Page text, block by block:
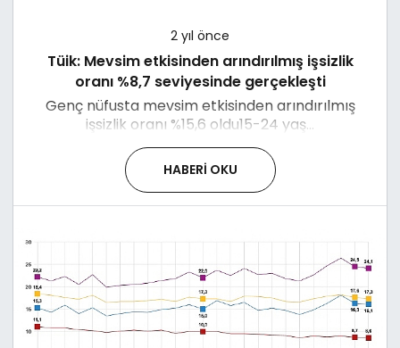
2 yıl önce
Tüik: Mevsim etkisinden arındırılmış işsizlik
oranı %8,7 seviyesinde gerçekleşti
Genç nüfusta mevsim etkisinden arındırılmış
işsizlik oranı %15,6 oldu15-24 yaş...
HABERI OKU